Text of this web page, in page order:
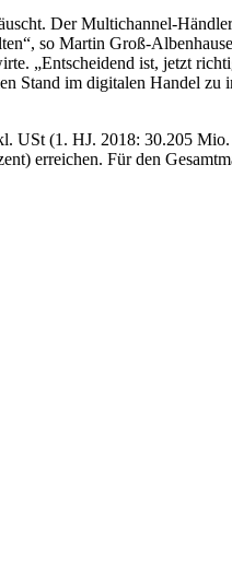
Der Multichannel-
so Martin Groß-
„Entscheidend ist, jetzt
Stand im digitalen Handel
(1. HJ. 2018: 30.205
erreichen. Für den